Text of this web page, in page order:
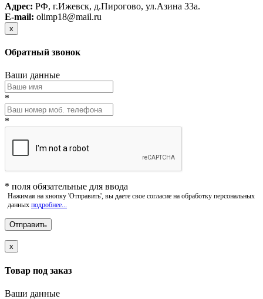
Адрес: РФ, г.Ижевск, д.Пирогово, ул.Азина 33а.
E-mail: olimp18@mail.ru
x
Обратный звонок
Ваши данные
*
*
* поля обязательные для ввода
Нажимая на кнопку 'Отправить', вы даете свое согласие на обработку персональных
данных подробнее...
x
Товар под заказ
Ваши данные